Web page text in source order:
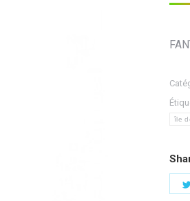
île